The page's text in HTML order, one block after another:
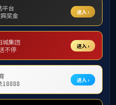
南市山大南路27号 邮编：250100